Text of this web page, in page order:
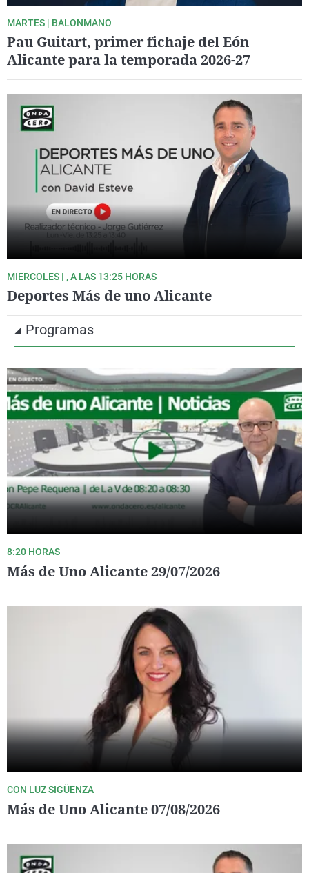
MARTES | BALONMANO
Pau Guitart, primer fichaje del Eón
Alicante para la temporada 2026-27
MIERCOLES | , A LAS 13:25 HORAS
Deportes Más de uno Alicante
Programas
8:20 HORAS
Más de Uno Alicante 29/07/2026
CON LUZ SIGÜENZA
Más de Uno Alicante 07/08/2026